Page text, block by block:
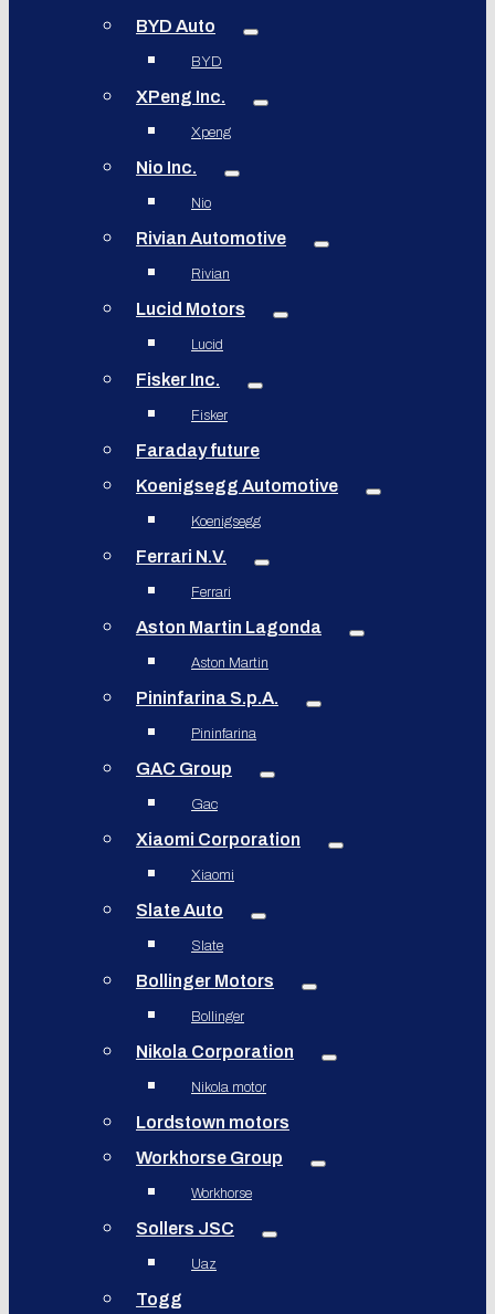
BYD Auto
BYD
XPeng Inc.
Xpeng
Nio Inc.
Nio
Rivian Automotive
Rivian
Lucid Motors
Lucid
Fisker Inc.
Fisker
Faraday future
Koenigsegg Automotive
Koenigsegg
Ferrari N.V.
Ferrari
Aston Martin Lagonda
Aston Martin
Pininfarina S.p.A.
Pininfarina
GAC Group
Gac
Xiaomi Corporation
Xiaomi
Slate Auto
Slate
Bollinger Motors
Bollinger
Nikola Corporation
Nikola motor
Lordstown motors
Workhorse Group
Workhorse
Sollers JSC
Uaz
Togg